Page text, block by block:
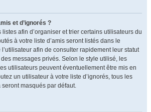
et d’ignorés ?
afin d’organiser et trier certains utilisateurs du
à votre liste d’amis seront listés dans le
afin de consulter rapidement leur statut
messages privés. Selon le style utilisé, les
utilisateurs peuvent éventuellement être mis en
un utilisateur à votre liste d’ignorés, tous les
masqués par défaut.